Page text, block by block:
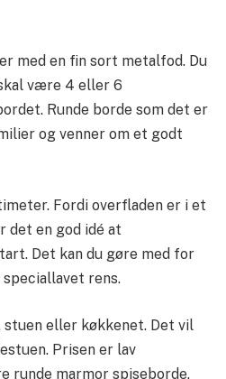
med en fin sort metalfod. Du
være 4 eller 6
Runde borde som det er
og venner om et godt
Fordi overfladen er i et
det en god idé at
Det kan du gøre med for
rens.
eller køkkenet. Det vil
Prisen er lav
runde marmor spiseborde.